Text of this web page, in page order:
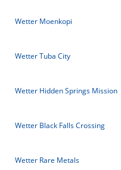
Wetter Moenkopi
Wetter Tuba City
Wetter Hidden Springs Mission
Wetter Black Falls Crossing
Wetter Rare Metals